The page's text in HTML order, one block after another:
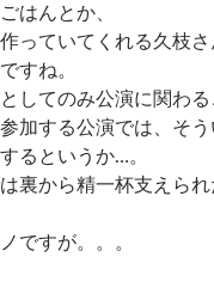
はんとか、
っていてくれる久枝さ
すね。
してのみ公演に関わ
加する公演では、そ
るというか…。
裏から精一杯支えられ
ですが。。。